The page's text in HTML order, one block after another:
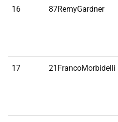
16 87RemyGardner
17 21FrancoMorbidelli